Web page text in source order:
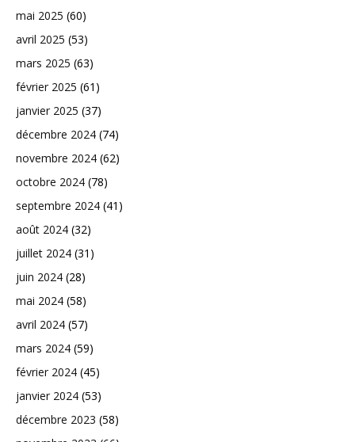
mai 2025 (60)
avril 2025 (53)
mars 2025 (63)
février 2025 (61)
janvier 2025 (37)
décembre 2024 (74)
novembre 2024 (62)
octobre 2024 (78)
septembre 2024 (41)
août 2024 (32)
juillet 2024 (31)
juin 2024 (28)
mai 2024 (58)
avril 2024 (57)
mars 2024 (59)
février 2024 (45)
janvier 2024 (53)
décembre 2023 (58)